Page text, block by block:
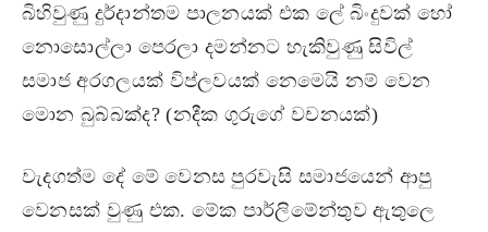
බිහිවුණු දුර්දාන්තම පාලනයක් එක ලේ බිංදුවක් හෝ
නොසොල්ලා පෙරලා දමන්නට හැකිවුණු සිවිල්
සමාජ අරගලයක් විප්ලවයක් නෙමෙයි නම් වෙන
මොන බුබ්බක්ද? (නදීක ගුරුගේ වචනයක්)
වැදගත්ම දේ මේ වෙනස පුරවැසි සමාජයෙන් ආපු
වෙනසක් වුණු එක. මේක පාර්ලිමේන්තුව ඇතුලෙ